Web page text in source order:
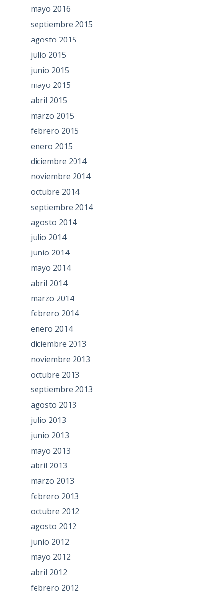
mayo 2016
septiembre 2015
agosto 2015
julio 2015
junio 2015
mayo 2015
abril 2015
marzo 2015
febrero 2015
enero 2015
diciembre 2014
noviembre 2014
octubre 2014
septiembre 2014
agosto 2014
julio 2014
junio 2014
mayo 2014
abril 2014
marzo 2014
febrero 2014
enero 2014
diciembre 2013
noviembre 2013
octubre 2013
septiembre 2013
agosto 2013
julio 2013
junio 2013
mayo 2013
abril 2013
marzo 2013
febrero 2013
octubre 2012
agosto 2012
junio 2012
mayo 2012
abril 2012
febrero 2012